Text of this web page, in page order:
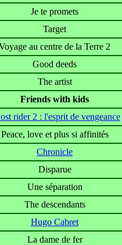
Je te promets
Target
au centre de la Terre 2
Good deeds
The artist
Friends with kids
rider 2 : l'esprit de vengeance
Peace, love et plus si affinités
Chronicle
Disparue
Une séparation
The descendants
Hugo Cabret
La dame de fer